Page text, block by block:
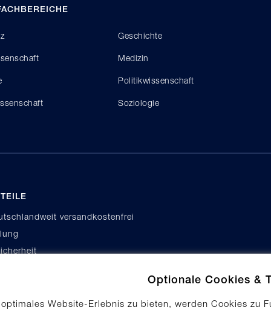
Optionale Cookies &
optimales Website-Erlebnis zu bieten, werden Cookies
Geschichte
Medizin
Politikwissenschaft
Soziologie
versandkostenfrei